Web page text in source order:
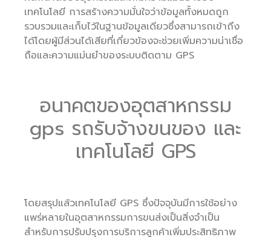
เทคโนโลยี การสร้างความมั่นใจว่าข้อมูลทั้งหมดถูก
รวบรวมและเก็บไว้ในฐานข้อมูลเดียวซึ่งสามารถเข้าถึง
ได้โดยผู้มีส่วนได้เสียที่เกี่ยวข้องจะช่วยเพิ่มความน่าเชื่อ
ถือและความแม่นยำของระบบติดตาม GPS
อนาคตของอุตสาหกรรม
gps รถรับจ้างขนของ และ
เทคโนโลยี GPS
โดยสรุปแล้วเทคโนโลยี GPS ซึ่งปัจจุบันมีการใช้อย่าง
แพร่หลายในอุตสาหกรรมการขนส่งเป็นสิ่งจำเป็น
สำหรับการปรับปรุงการบริการลูกค้าเพิ่มประสิทธิภาพ